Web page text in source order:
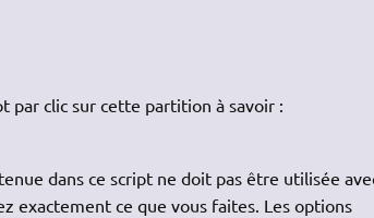
par clic sur cette partition à savoir :
dans ce script ne doit pas être utilisée
exactement ce que vous faites. Les options